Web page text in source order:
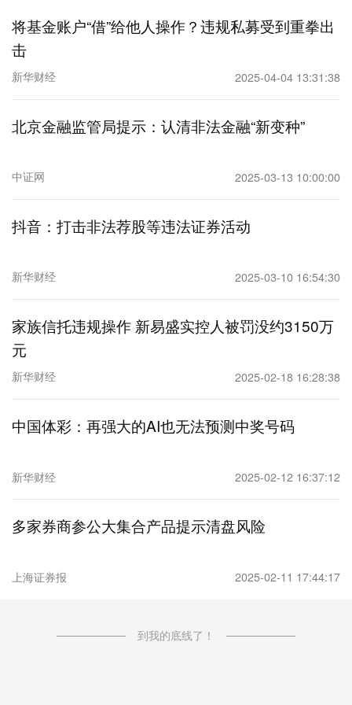
将基金账户“借”给他人操作？违规私募受到重拳出
击
新华财经 2025-04-04 13:31:38
北京金融监管局提示：认清非法金融“新变种”
中证网 2025-03-13 10:00:00
抖音：打击非法荐股等违法证券活动
新华财经 2025-03-10 16:54:30
家族信托违规操作 新易盛实控人被罚没约3150万
元
新华财经 2025-02-18 16:28:38
中国体彩：再强大的AI也无法预测中奖号码
新华财经 2025-02-12 16:37:12
多家券商参公大集合产品提示清盘风险
上海证券报 2025-02-11 17:44:17
到我的底线了！